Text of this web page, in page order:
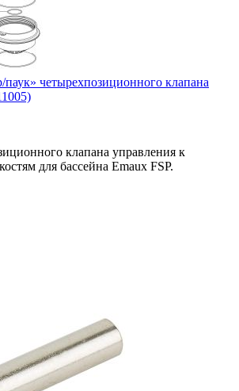
паук» четырехпозиционного клапана
клапана управления к
для бассейна Emaux FSP.